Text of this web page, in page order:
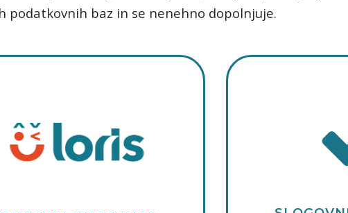
podatkovnih baz in se nenehno dopolnjuje.